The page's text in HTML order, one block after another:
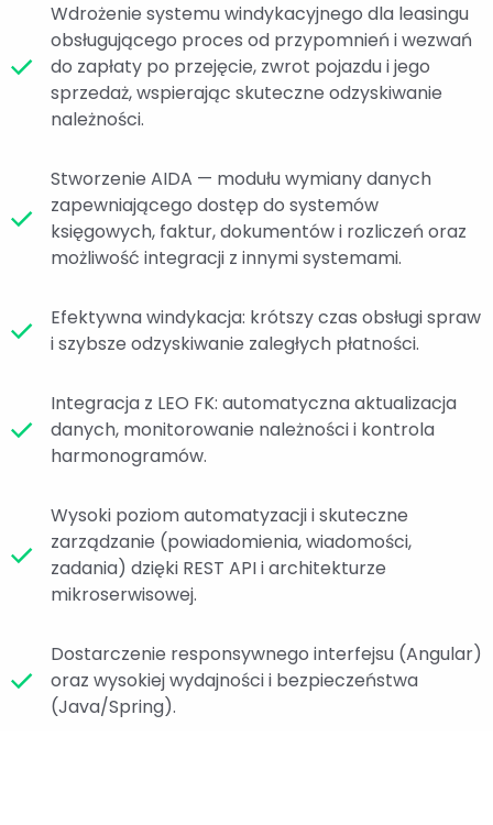
Wdrożenie systemu windykacyjnego dla leasingu
obsługującego proces od przypomnień i wezwań
do zapłaty po przejęcie, zwrot pojazdu i jego
sprzedaż, wspierając skuteczne odzyskiwanie
należności.
Stworzenie AIDA — modułu wymiany danych
zapewniającego dostęp do systemów
księgowych, faktur, dokumentów i rozliczeń oraz
możliwość integracji z innymi systemami.
Efektywna windykacja: krótszy czas obsługi spraw
i szybsze odzyskiwanie zaległych płatności.
Integracja z LEO FK: automatyczna aktualizacja
danych, monitorowanie należności i kontrola
harmonogramów.
Wysoki poziom automatyzacji i skuteczne
zarządzanie (powiadomienia, wiadomości,
zadania) dzięki REST API i architekturze
mikroserwisowej.
Dostarczenie responsywnego interfejsu (Angular)
oraz wysokiej wydajności i bezpieczeństwa
(Java/Spring).